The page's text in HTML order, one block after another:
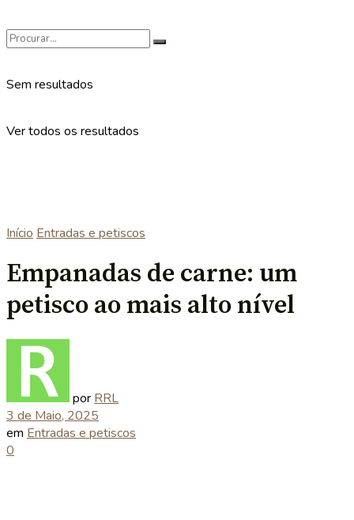
Sem resultados
Ver todos os resultados
Início Entradas e petiscos
Empanadas de carne: um
petisco ao mais alto nível
por RRL
3 de Maio, 2025
em Entradas e petiscos
0